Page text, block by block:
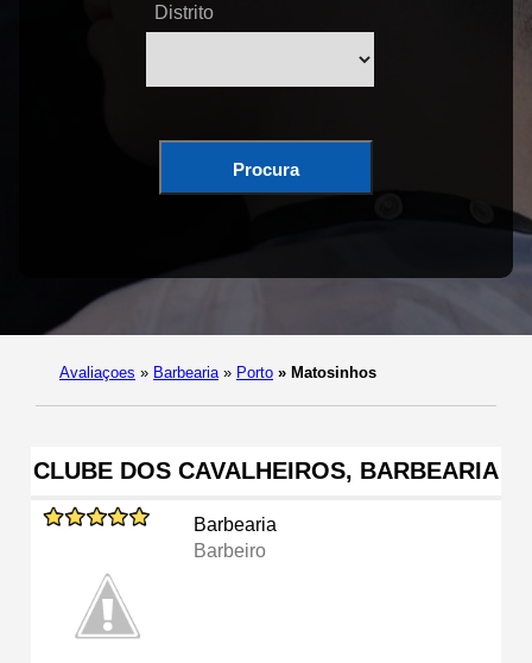
Distrito
Procura
Avaliaçoes » Barbearia » Porto » Matosinhos
CLUBE DOS CAVALHEIROS, BARBEARIA
Barbearia
Barbeiro